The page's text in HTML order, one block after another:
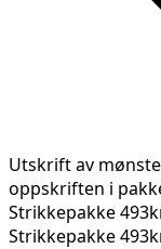
Utskrift av
oppskriften i
Strikkepakke
Strikkepakke